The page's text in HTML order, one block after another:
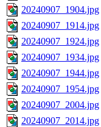
20240907_1904.jpg
20240907_1914.jpg
20240907_1924.jpg
20240907_1934.jpg
20240907_1944.jpg
20240907_1954.jpg
20240907_2004.jpg
20240907_2014.jpg